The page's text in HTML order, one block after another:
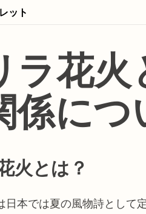
ット
ラ花火
係につ
火とは？
日本では夏の風物詩として